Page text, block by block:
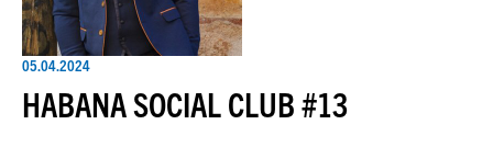
05.04.2024
HABANA SOCIAL CLUB #13